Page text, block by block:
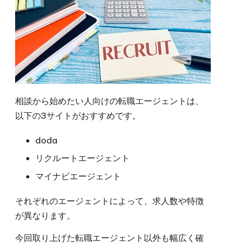
相談から始めたい人向けの転職エージェントは、
以下の3サイトがおすすめです。
doda
リクルートエージェント
マイナビエージェント
それぞれのエージェントによって、求人数や特徴
が異なります。
今回取り上げた転職エージェント以外も幅広く確